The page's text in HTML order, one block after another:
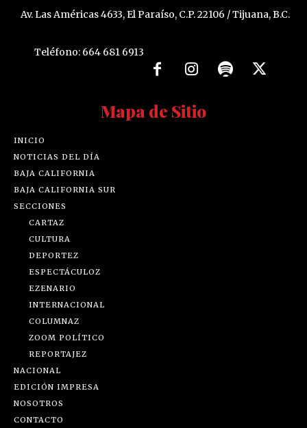
Av. Las Américas 4633, El Paraíso, C.P. 22106 / Tijuana, B.C.
Teléfono: 664 681 6913
Mapa de Sitio
INICIO
NOTICIAS DEL DÍA
BAJA CALIFORNIA
BAJA CALIFORNIA SUR
SECCIONES
CARTAZ
CULTURA
DEPORTEZ
ESPECTÁCULOZ
EZENARIO
INTERNACIONAL
COLUMNAZ
ZOOM POLÍTICO
REPORTAJEZ
NACIONAL
EDICIÓN IMPRESA
NOSOTROS
CONTACTO